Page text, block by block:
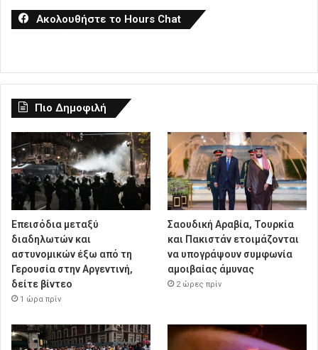
Ακολουθήστε το Hours Chat
Πιο Δημοφιλή
Επεισόδια μεταξύ
διαδηλωτών και
αστυνομικών έξω από τη
Γερουσία στην Αργεντινή,
δείτε βίντεο
1 ώρα πρίν
Σαουδική Αραβία, Τουρκία
και Πακιστάν ετοιμάζονται
να υπογράψουν συμφωνία
αμοιβαίας άμυνας
2 ώρες πρίν